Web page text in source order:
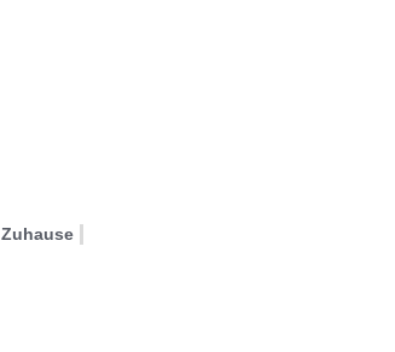
Zuhause